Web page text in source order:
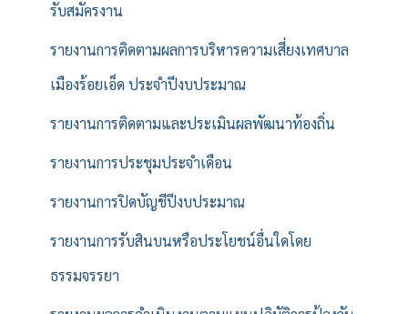
รับสมัครงาน
รายงานการติดตามผลการบริหารความเสี่ยงเทศบาล
เมืองร้อยเอ็ด ประจำปีงบประมาณ
รายงานการติดตามและประเมินผลพัฒนาท้องถิ่น
รายงานการประชุมประจำเดือน
รายงานการปิดบัญชีปีงบประมาณ
รายงานการรับสินบนหรือประโยชน์อื่นใดโดย
ธรรมจรรยา